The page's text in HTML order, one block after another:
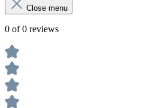
Close menu
0 of 0 reviews